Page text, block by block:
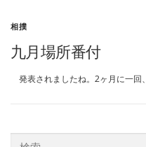
相撲
九月場所番付
発表されましたね。2ヶ月に一回